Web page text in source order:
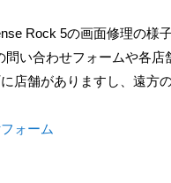
Rock 5の画面修理の様
い合わせフォームや各店
店舗がありますし、遠方
ォーム